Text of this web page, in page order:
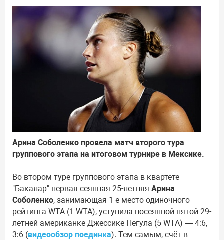
Арина Соболенко провела матч второго тура
группового этапа на итоговом турнире в Мексике.
Во втором туре группового этапа в квартете
"Бакалар" первая сеянная 25-летняя Арина
Соболенко, занимающая 1-е место одиночного
рейтинга WTA (1 WTA), уступила посеянной пятой 29-
летней американке Джессике Пегула (5 WTA) — 4:6,
3:6 (видеообзор поединка). Тем самым, счёт в